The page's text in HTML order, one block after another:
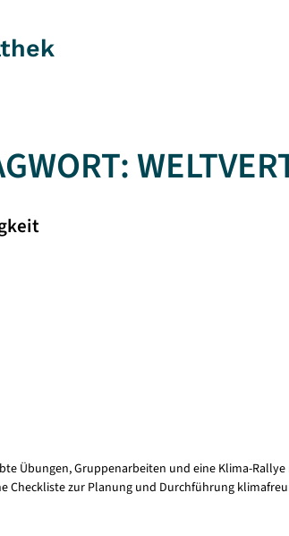
Übungen, Gruppenarbeiten und eine Klima-
Checkliste zur Planung und Durchführung